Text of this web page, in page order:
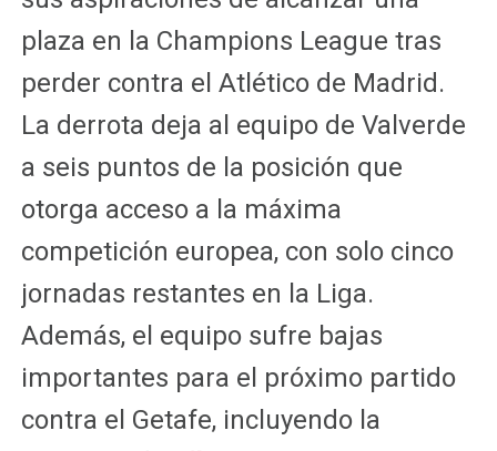
plaza en la Champions League tras
perder contra el Atlético de Madrid.
La derrota deja al equipo de Valverde
a seis puntos de la posición que
otorga acceso a la máxima
competición europea, con solo cinco
jornadas restantes en la Liga.
Además, el equipo sufre bajas
importantes para el próximo partido
contra el Getafe, incluyendo la